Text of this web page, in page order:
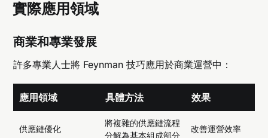
實際應用領域
商業和專業發展
許多專業人士將 Feynman 技巧應用於商業運營中：
應用領域 具體方法 效果
供應鏈優化
將複雜的供應鏈流程
分解為基本組成部分
改善運營效率